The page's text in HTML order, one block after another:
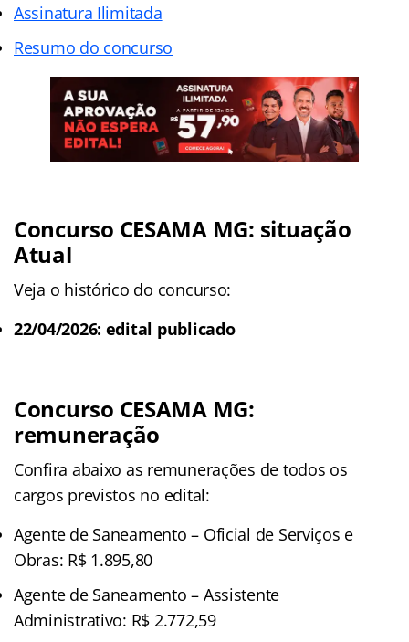
Assinatura Ilimitada
Resumo do concurso
Concurso CESAMA MG: situação
Atual
Veja o histórico do concurso:
22/04/2026: edital publicado
Concurso CESAMA MG:
remuneração
Confira abaixo as remunerações de todos os
cargos previstos no edital:
Agente de Saneamento – Oficial de Serviços e
Obras: R$ 1.895,80
Agente de Saneamento – Assistente
Administrativo: R$ 2.772,59